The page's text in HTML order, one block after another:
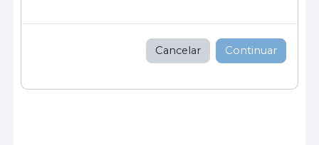
Cancelar Continuar